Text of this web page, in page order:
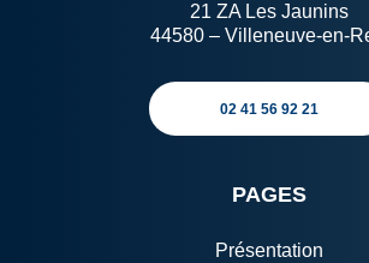
21 ZA Les Jaunins
44580 – Villeneuve-en-
02 41 56 92 21
PAGES
Présentation